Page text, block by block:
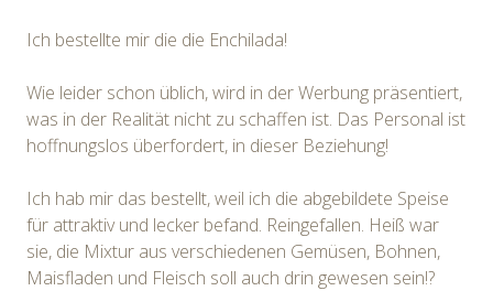
Ich bestellte mir die die Enchilada!
Wie leider schon üblich, wird in der Werbung präsentiert,
was in der Realität nicht zu schaffen ist. Das Personal ist
hoffnungslos überfordert, in dieser Beziehung!
Ich hab mir das bestellt, weil ich die abgebildete Speise
für attraktiv und lecker befand. Reingefallen. Heiß war
sie, die Mixtur aus verschiedenen Gemüsen, Bohnen,
Maisfladen und Fleisch soll auch drin gewesen sein!?